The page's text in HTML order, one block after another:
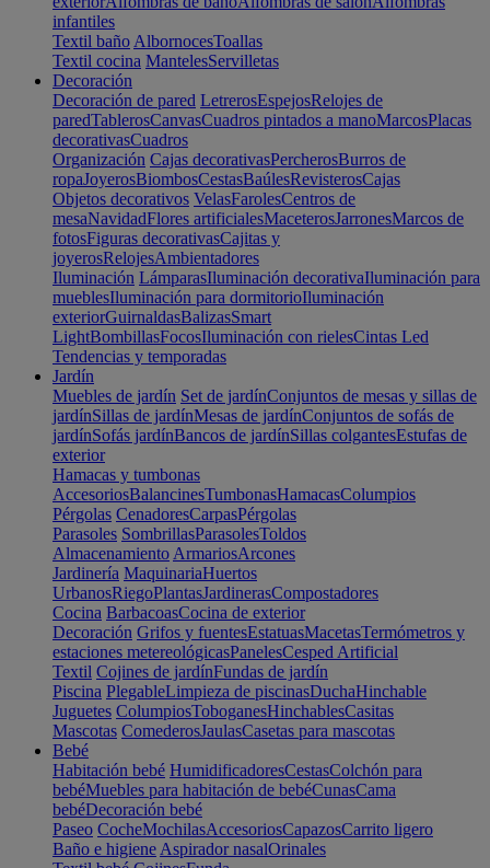
infantiles
Textil baño AlbornocesToallas
Textil cocina MantelesServilletas
Decoración
Decoración de pared LetrerosEspejosRelojes de
paredTablerosCanvasCuadros pintados a manoMarcosPlacas
decorativasCuadros
Organización Cajas decorativasPercherosBurros de
ropaJoyerosBiombosCestasBaúlesRevisterosCajas
Objetos decorativos VelasFarolesCentros de
mesaNavidadFlores artificialesMaceterosJarronesMarcos de
fotosFiguras decorativasCajitas y
joyerosRelojesAmbientadores
Iluminación LámparasIluminación decorativaIluminación para
mueblesIluminación para dormitorioIluminación
exteriorGuirnaldasBalizasSmart
LightBombillasFocosIluminación con rielesCintas Led
Tendencias y temporadas
Jardín
Muebles de jardín Set de jardínConjuntos de mesas y sillas de
jardínSillas de jardínMesas de jardínConjuntos de sofás de
jardínSofás jardínBancos de jardínSillas colgantesEstufas de
exterior
Hamacas y tumbonas
AccesoriosBalancinesTumbonasHamacasColumpios
Pérgolas CenadoresCarpasPérgolas
Parasoles SombrillasParasolesToldos
Almacenamiento ArmariosArcones
Jardinería MaquinariaHuertos
UrbanosRiegoPlantasJardinerasCompostadores
Cocina BarbacoasCocina de exterior
Decoración Grifos y fuentesEstatuasMacetasTermómetros y
estaciones metereológicasPanelesCesped Artificial
Textil Cojines de jardínFundas de jardín
Piscina PlegableLimpieza de piscinasDuchaHinchable
Juguetes ColumpiosToboganesHinchablesCasitas
Mascotas ComederosJaulasCasetas para mascotas
Bebé
Habitación bebé HumidificadoresCestasColchón para
bebéMuebles para habitación de bebéCunasCama
bebéDecoración bebé
Paseo CocheMochilasAccesoriosCapazosCarrito ligero
Baño e higiene Aspirador nasalOrinales